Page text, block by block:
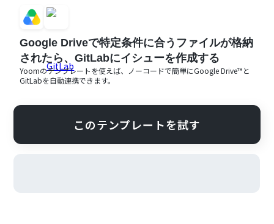
Google Driveで特定条件に合うファイルが格納
されたら、GitLabにイシューを作成する
Yoomのテンプレートを使えば、ノーコードで簡単にGoogle Drive™と
GitLabを自動連携できます。
このテンプレートを試す